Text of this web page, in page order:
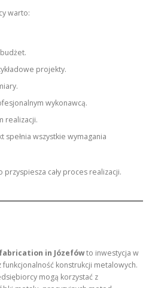
warto:
projekty.
wykonawcą.
realizacji.
spełnia wszystkie wymagania
cały proces realizacji.
in Józefówto inwestycja w
konstrukcji metalowych.
mogą korzystać z